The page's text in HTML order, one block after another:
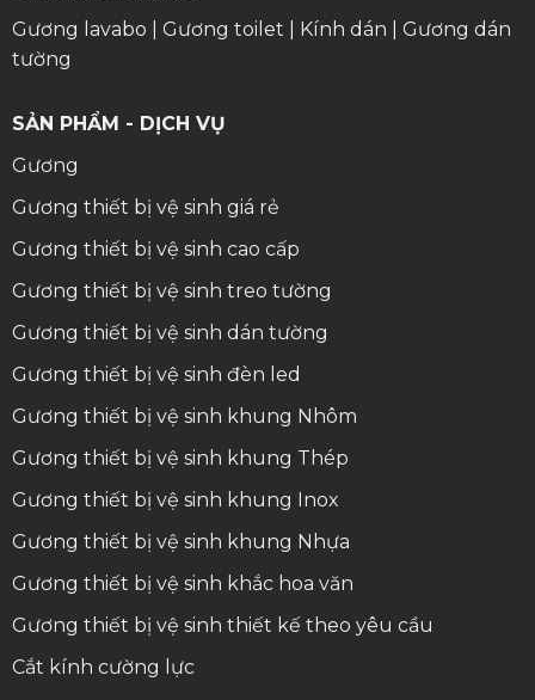
Gương lavabo
Gương toilet Kính dán
Gương dán
tường
SẢN PHẨM - DỊCH VỤ
Gương
Gương thiết bị vệ sinh giá rẻ
Gương thiết bị vệ sinh cao cấp
Gương thiết bị vệ sinh treo tường
Gương thiết bị vệ sinh dán tường
Gương thiết bị vệ sinh đèn led
Gương thiết bị vệ sinh khung Nhôm
Gương thiết bị vệ sinh khung Thép
Gương thiết bị vệ sinh khung Inox
Gương thiết bị vệ sinh khung Nhựa
Gương thiết bị vệ sinh khắc hoa văn
Gương thiết bị vệ sinh thiết kế theo yêu cầu
Cắt kính cường lực